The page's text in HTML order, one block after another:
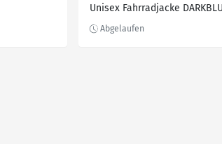
Unisex Fahrradjacke